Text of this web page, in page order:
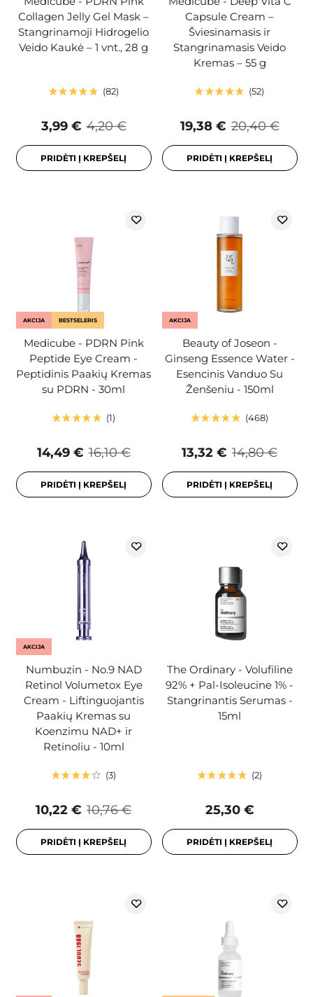
Collagen Jelly Gel Mask –
Stangrinamoji Hidrogelio
Veido Kaukė – 1 vnt., 28 g
82
4,20 €
3,99 €
PRIDĖTI Į KREPŠELĮ
Capsule Cream –
Šviesinamasis ir
Stangrinamasis Veido
Kremas – 55 g
52
20,40 €
19,38 €
PRIDĖTI Į KREPŠELĮ
AKCIJA BESTSELERIS
Medicube - PDRN Pink
Peptide Eye Cream -
Peptidinis Paakių Kremas
su PDRN - 30ml
1
16,10 €
14,49 €
PRIDĖTI Į KREPŠELĮ
AKCIJA
Beauty of Joseon -
Ginseng Essence Water -
Esencinis Vanduo Su
Ženšeniu - 150ml
468
14,80 €
13,32 €
PRIDĖTI Į KREPŠELĮ
AKCIJA
Numbuzin - No.9 NAD
Retinol Volumetox Eye
Cream - Liftinguojantis
Paakių Kremas su
Koenzimu NAD+ ir
Retinoliu - 10ml
3
10,76 €
10,22 €
PRIDĖTI Į KREPŠELĮ
The Ordinary - Volufiline
92% + Pal-Isoleucine 1% -
Stangrinantis Serumas -
15ml
2
25,30 €
PRIDĖTI Į KREPŠELĮ